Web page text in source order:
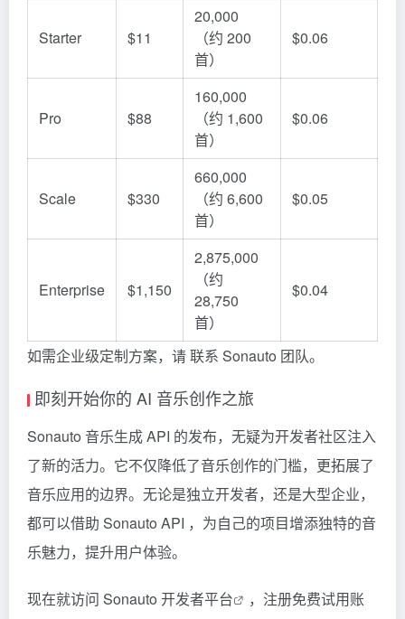
Starter $11
20,000
（约 200
首）
$0.06
Pro $88
160,000
（约 1,600
首）
$0.06
Scale $330
660,000
（约 6,600
首）
$0.05
Enterprise $1,150
2,875,000
（约
28,750
首）
$0.04
如需企业级定制方案，请 联系 Sonauto 团队。
即刻开始你的 AI 音乐创作之旅
Sonauto 音乐生成 API 的发布，无疑为开发者社区注入
了新的活力。它不仅降低了音乐创作的门槛，更拓展了
音乐应用的边界。无论是独立开发者，还是大型企业，
都可以借助 Sonauto API ，为自己的项目增添独特的音
乐魅力，提升用户体验。
现在就访问 Sonauto 开发者平台
，注册免费试用账